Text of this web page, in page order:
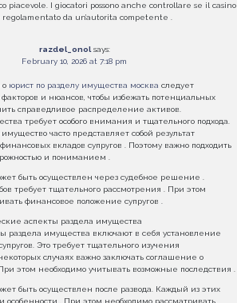
piacevole. I giocatori possono anche controllare se il casino
da un’autorita competente .
razdel_onol says:
February 10, 2026 at 7:18 pm
о юрист по разделу имущества москва следует
и нюансов, чтобы избежать потенциальных
справедливое распределение активов.
требует особого внимания и тщательного подхода.
часто представляет собой результат
вкладов супругов . Поэтому важно подходить
и пониманием .
быть осуществлен через судебное решение .
требует тщательного рассмотрения . При этом
финансовое положение супругов .
аспекты раздела имущества
раздела имущества включают в себя установление
Это требует тщательного изучения
случаях важно заключать соглашение о
этом необходимо учитывать возможные последствия .
быть осуществлен после развода. Каждый из этих
особенности . При этом необходимо рассматривать